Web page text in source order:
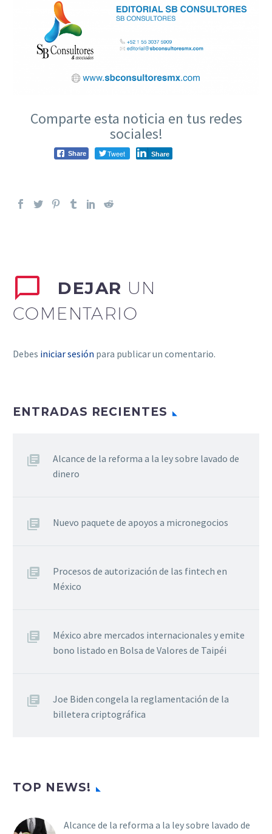
Comparte esta noticia en tus redes
sociales!
Share Tweet Share
DEJAR UN
COMENTARIO
Debes iniciar sesión para publicar un comentario.
ENTRADAS RECIENTES
Alcance de la reforma a la ley sobre lavado de
dinero
Nuevo paquete de apoyos a micronegocios
Procesos de autorización de las fintech en
México
México abre mercados internacionales y emite
bono listado en Bolsa de Valores de Taipéi
Joe Biden congela la reglamentación de la
billetera criptográfica
TOP NEWS!
Alcance de la reforma a la ley sobre lavado de